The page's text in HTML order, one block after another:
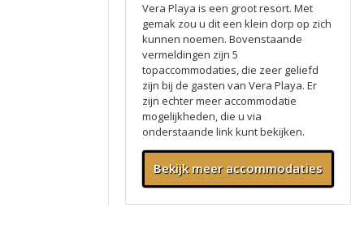
Vera Playa is een groot resort. Met
gemak zou u dit een klein dorp op zich
kunnen noemen. Bovenstaande
vermeldingen zijn 5
topaccommodaties, die zeer geliefd
zijn bij de gasten van Vera Playa. Er
zijn echter meer accommodatie
mogelijkheden, die u via
onderstaande link kunt bekijken.
Bekijk meer accommodaties